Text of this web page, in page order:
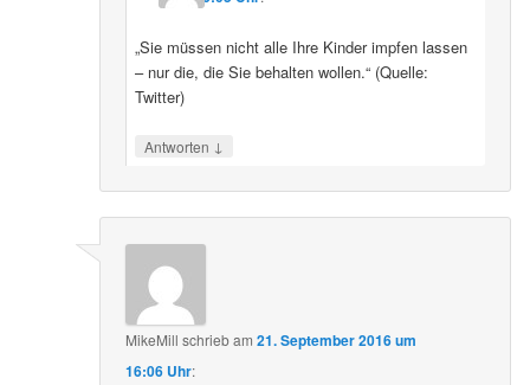
„Sie müssen nicht alle Ihre Kinder impfen lassen
– nur die, die Sie behalten wollen.“ (Quelle:
Twitter)
Antworten ↓
MikeMill schriebam21. September 2016 um
16:06 Uhr: